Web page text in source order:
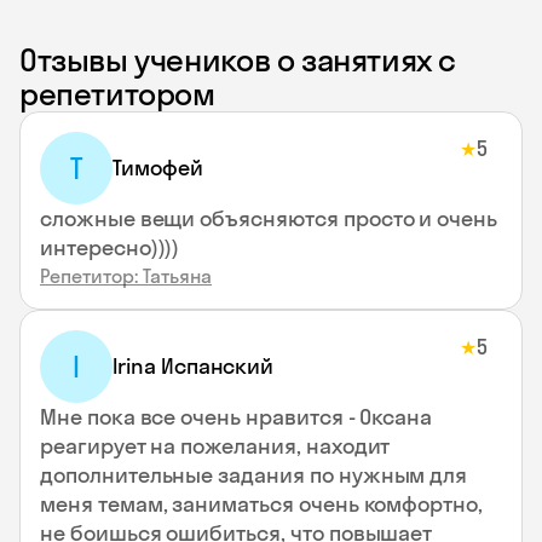
Отзывы учеников о занятиях с
репетитором
Т Тимофей
★5
сложные вещи объясняются просто и очень
интересно))))
Репетитор: Татьяна
I Irina Испанский
★5
Мне пока все очень нравится - Оксана
реагирует на пожелания, находит
дополнительные задания по нужным для
меня темам, заниматься очень комфортно,
не боишься ошибиться, что повышает